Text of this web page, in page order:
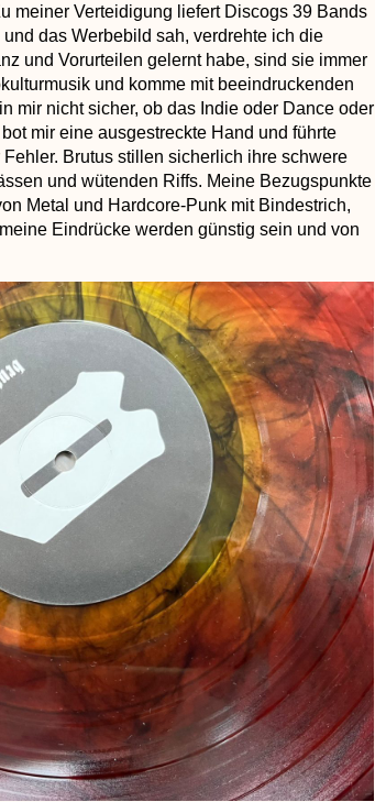
meiner Verteidigung liefert Discogs 39 Bands
das Werbebild sah, verdrehte ich die
und Vorurteilen gelernt habe, sind sie immer
und komme mit beeindruckenden
mir nicht sicher, ob das Indie oder Dance oder
mir eine ausgestreckte Hand und führte
Brutus stillen sicherlich ihre schwere
und wütenden Riffs. Meine Bezugspunkte
Metal und Hardcore-Punk mit Bindestrich,
Eindrücke werden günstig sein und von